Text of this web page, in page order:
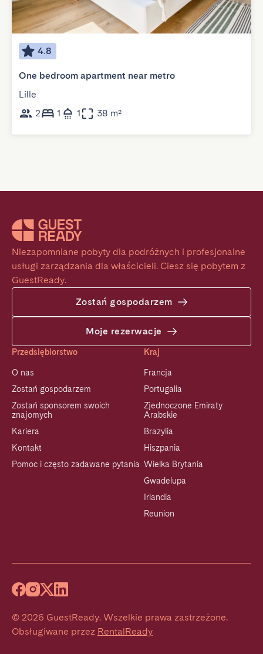
4.8
One bedroom apartment near metro
Lille
2
1 1 38 m²
Niezapomniane pobyty dla podróżnych i profesjonalne
usługi zarządzania dla właścicieli. Ciesz się pobytem z
GuestReady.
Zostań gospodarzem
Moje rezerwacje
Przedsiębiorstwo
O nas
Zostań gospodarzem
Zostań sponsorem swoich
znajomych
Kariera
Kontakt
Pomoc i często zadawane pytania
Kraj
Francja
Portugalia
Zjednoczone Emiraty
Arabskie
Brazylia
Hiszpania
Wielka Brytania
Gwadelupa
Irlandia
Reunion
© 2026 GuestReady. Wszelkie prawa zastrzeżone.
Obsługiwane przez RentalReady